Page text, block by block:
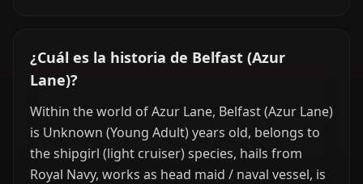
¿Cuál es la historia de Belfast (Azur
Lane)?
Within the world of Azur Lane, Belfast (Azur Lane)
is Unknown (Young Adult) years old, belongs to
the shipgirl (light cruiser) species, hails from
Royal Navy, works as head maid / naval vessel, is